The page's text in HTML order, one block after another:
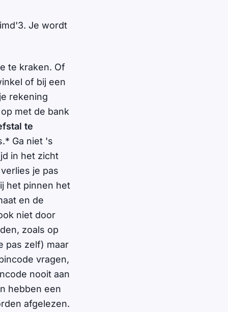
Je wordt
te kraken. Of
of bij een
rekening
met de bank
te
Ga niet 's
in het zicht
je pas
het pinnen het
en de
niet door
zoals op
pas zelf) maar
vragen,
nooit aan
hebben een
afgelezen.